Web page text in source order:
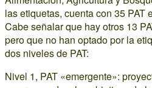
las etiquetas, cuenta con 35
Cabe señalar que hay otros 13
pero que no han optado por la
dos niveles de PAT:
Nivel 1, PAT «emergente»: